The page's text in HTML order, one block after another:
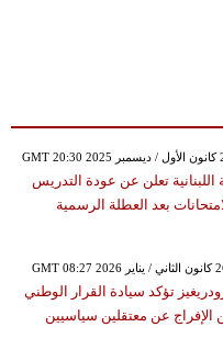
اللبنانية تعلن عن عودة التدريس
بعد العطلة الرسمية
تؤكد سيادة القرار الوطني
الإفراج عن معتقلين سياسيين